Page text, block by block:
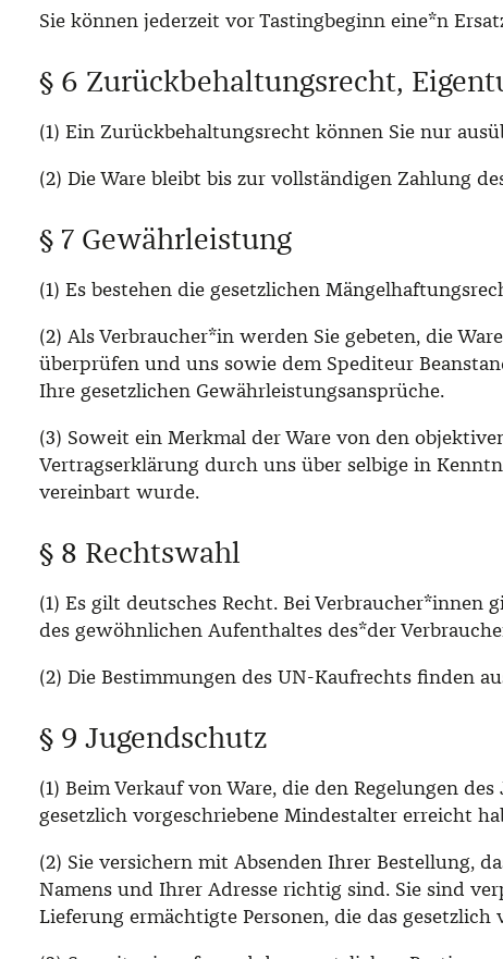
Sie können jederzeit vor Tastingbeginn eine*n
§ 6 Zurückbehaltungsrecht,
(1) Ein Zurückbehaltungsrecht können Sie nur
(2) Die Ware bleibt bis zur vollständigen Zahlung
§ 7 Gewährleistung
(1) Es bestehen die gesetzlichen
(2) Als Verbraucher*in werden Sie gebeten, die
überprüfen und uns sowie dem Spediteur
Ihre gesetzlichen Gewährleistungsansprüche.
(3) Soweit ein Merkmal der Ware von den
Vertragserklärung durch uns über selbige in
vereinbart wurde.
§ 8 Rechtswahl
(1) Es gilt deutsches Recht. Bei
des gewöhnlichen Aufenthaltes des*der
(2) Die Bestimmungen des UN-Kaufrechts finden
§ 9 Jugendschutz
(1) Beim Verkauf von Ware, die den Regelungen
gesetzlich vorgeschriebene Mindestalter erreicht
(2) Sie versichern mit Absenden Ihrer Bestellung,
Namens und Ihrer Adresse richtig sind. Sie sind
Lieferung ermächtigte Personen, die das